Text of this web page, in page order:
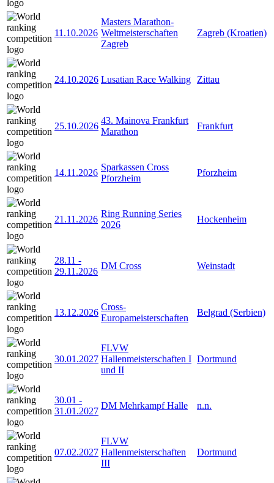
11.10.2026
Masters Marathon-
Weltmeisterschaften
Zagreb
Zagreb (Kroatien)
24.10.2026 Lusatian Race Walking Zittau
25.10.2026
43. Mainova Frankfurt
Marathon
Frankfurt
14.11.2026
Sparkassen Cross
Pforzheim
Pforzheim
21.11.2026
Ring Running Series
2026
Hockenheim
28.11 -
29.11.2026
DM Cross Weinstadt
13.12.2026
Cross-
Europameisterschaften
Belgrad (Serbien)
30.01.2027
FLVW
Hallenmeisterschaften I
und II
Dortmund
30.01 -
31.01.2027
DM Mehrkampf Halle n.n.
07.02.2027
FLVW
Hallenmeisterschaften
III
Dortmund